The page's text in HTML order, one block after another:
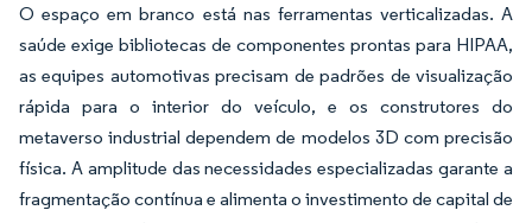
O espaço em branco está nas ferramentas verticalizadas. A
saúde exige bibliotecas de componentes prontas para HIPAA,
as equipes automotivas precisam de padrões de visualização
rápida para o interior do veículo, e os construtores do
metaverso industrial dependem de modelos 3D com precisão
física. A amplitude das necessidades especializadas garante a
fragmentação contínua e alimenta o investimento de capital de